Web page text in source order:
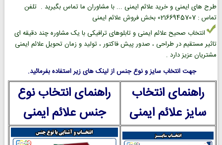
طرح های ایمنی و خرید علائم ایمنی ... با مشاوران ما تماس بگیرید . تلفن
تماس : 02166945707 بخش فروش علائم ایمنی
انتخاب صحیح علائم ایمنی و تابلوهای ترافیکی با یک مشاوره چند دقیقه ای
تاثیر مستقیم در طراحی ، صدور پیش فاکتور ، تولید و زمان تحویل علائم ایمنی
مشتریان عزیز دارد .
جهت انتخاب سایز و نوع جنس از لینک های زیر استفاده بفرمائید.
راهنمای انتخاب
سایز علائم ایمنی
راهنمای انتخاب نوع
جنس علائم ایمنی